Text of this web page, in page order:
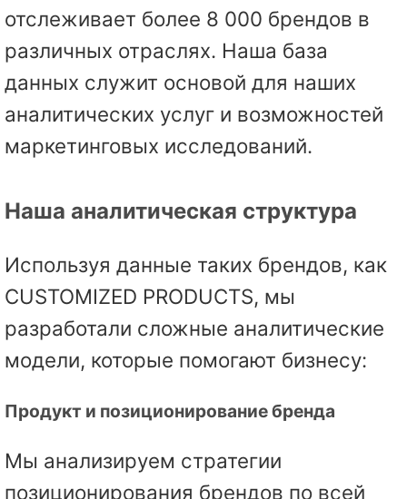
отслеживает более 8 000 брендов в
различных отраслях. Наша база
данных служит основой для наших
аналитических услуг и возможностей
маркетинговых исследований.
Наша аналитическая структура
Используя данные таких брендов, как
CUSTOMIZED PRODUCTS, мы
разработали сложные аналитические
модели, которые помогают бизнесу:
Продукт и позиционирование бренда
Мы анализируем стратегии
позиционирования брендов по всей